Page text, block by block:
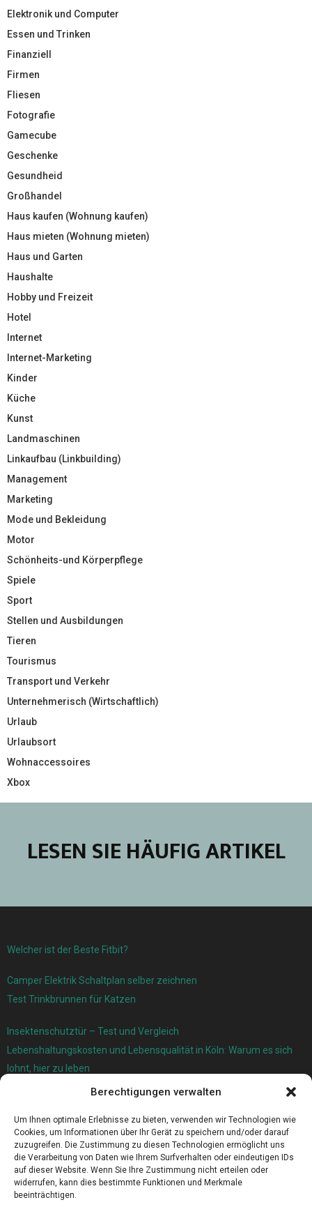
Berechtigungen verwalten
Um Ihnen optimale Erlebnisse zu bieten, verwenden wir Technologien wie
Cookies, um Informationen über Ihr Gerät zu speichern und/oder darauf
zuzugreifen. Die Zustimmung zu diesen Technologien ermöglicht uns
die Verarbeitung von Daten wie Ihrem Surfverhalten oder eindeutigen IDs
auf dieser Website. Wenn Sie Ihre Zustimmung nicht erteilen oder
widerrufen, kann dies bestimmte Funktionen und Merkmale
beeinträchtigen.
Elektronik und Computer
Essen und Trinken
Finanziell
Firmen
Fliesen
Fotografie
Gamecube
Geschenke
Gesundheid
Großhandel
Haus kaufen (Wohnung kaufen)
Haus mieten (Wohnung mieten)
Haus und Garten
Haushalte
Hobby und Freizeit
Hotel
Internet
Internet-Marketing
Kinder
Küche
Kunst
Landmaschinen
Linkaufbau (Linkbuilding)
Management
Marketing
Mode und Bekleidung
Motor
Schönheits-und Körperpflege
Spiele
Sport
Stellen und Ausbildungen
Tieren
Tourismus
Transport und Verkehr
Unternehmerisch (Wirtschaftlich)
Urlaub
Urlaubsort
Wohnaccessoires
Xbox
LESEN SIE HÄUFIG ARTIKEL
Welcher ist der Beste Fitbit?
Camper Elektrik Schaltplan selber zeichnen
Test Trinkbrunnen für Katzen
Insektenschutztür – Test und Vergleich
Lebenshaltungskosten und Lebensqualität in Köln: Warum es sich
lohnt, hier zu leben
Ersatzfedern für Ihr Trampolin
Holländischer Stoffmarkt in Ihrer Nähe